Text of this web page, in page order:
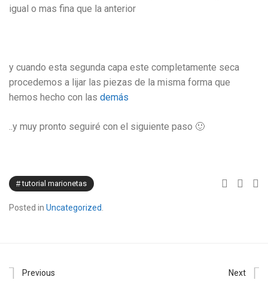
igual o mas fina que la anterior
y cuando esta segunda capa este completamente seca
procedemos a lijar las piezas de la misma forma que
hemos hecho con las demás
..y muy pronto seguiré con el siguiente paso 🙂
tutorial marionetas
Posted in Uncategorized
Previous Next